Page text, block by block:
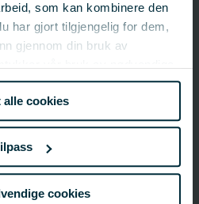
som kan kombinere den
har gjort tilgjengelig for dem,
gjennom din bruk av
bruke nettstedet vårt.
alle cookies
cookies